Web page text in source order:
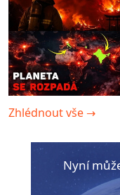
Zhlédnout vše →
Nyní